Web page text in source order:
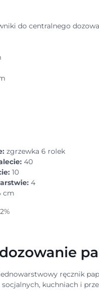
do centralnego
zgrzewka 6 rolek
40
10
4
cm
ręcznik
kuchniach i